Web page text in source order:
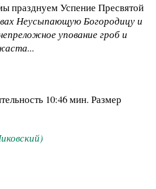
празднуем Успение Пресвятой
Неусыпающую Богородицу и
упование гроб и
10:46 мин. Размер